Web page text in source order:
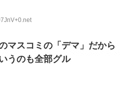
マスコミの「デマ」だから
うのも全部グル